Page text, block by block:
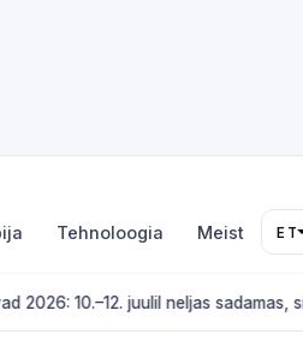
Tehnoloogia Meist ET
neljas sadamas, sissepääs tasuta